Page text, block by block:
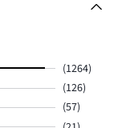
(1264)
(126)
(57)